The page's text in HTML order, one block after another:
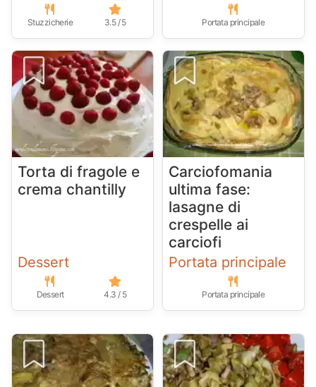
Stuzzicherie 3.5 / 5 Portata principale
Torta di fragole e
crema chantilly
Dessert
Dessert 4.3 / 5
Carciofomania
ultima fase:
lasagne di
crespelle ai
carciofi
Portata principale
Portata principale